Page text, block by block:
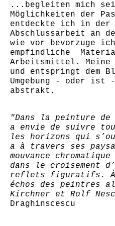
...begleiten mich
Möglichkeiten der
entdeckte ich in der
Abschlussarbeit an
wie vor bevorzuge
empfindliche
Arbeitsmittel.
und entspringt dem
Umgebung - oder
abstrakt.
"Dans la peinture de
a envie de suivre
les horizons qui
a à travers ses
mouvance
dans le croisement
reflets figuratifs. À
échos des peintres
Kirchner et Rolf
Draghinscescu